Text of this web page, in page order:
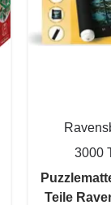
3000
Teile